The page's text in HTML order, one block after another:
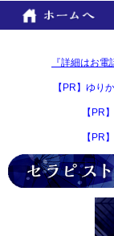
『詳細はお
【PR】ゆり
【PR
【PR